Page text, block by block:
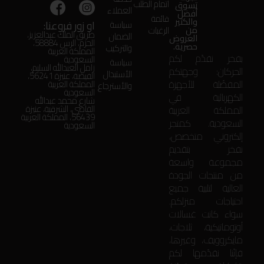
تسوق
أفضل
والكثير
من
العروض
حصرية.
بفخر نقدّم لكم
الحركان: وجهتكم
المفضّلة للأجهزة
الكهربائية في
المملكة العربية
السعودية. كمتجر
إلكتروني متخصص،
نفخر بتقديم
مجموعة واسعة
من منتجات الجودة
العالية لتلبية جميع
احتياجات منزلكم.
سواء كانت غسالات
أوتوماتيكية، ثلاجات،
مايكروويف، وغيرها،
فإنّنا نقدّمها لكم
اتمام الطلب
قائمة
الرغبات
العملاء
سياسة
الضمان
والتركيب
سياسة
الأستبدال
والأسترجاع
او زور فروعنا:
طريق الملك عبدالعزيز،
الحزم، الرس 58884،
المملكة العربية
السعودية
زامل العبدالله السليم،
الفيضة، عنيزة 56241،
المملكة العربية
السعودية
شارع محمد عبدالله
القاضي، الشرقية، عنيزة
56439، المملكة العربية
السعودية